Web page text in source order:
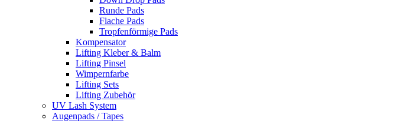
Runde Pads
Flache Pads
Tropfenförmige Pads
Kompensator
Lifting Kleber & Balm
Lifting Pinsel
Wimpernfarbe
Lifting Sets
Lifting Zubehör
UV Lash System
Augenpads / Tapes